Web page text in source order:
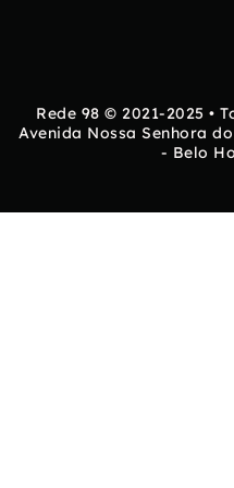
Rede 98 © 2021-2025 •
Avenida Nossa Senhora
- Belo